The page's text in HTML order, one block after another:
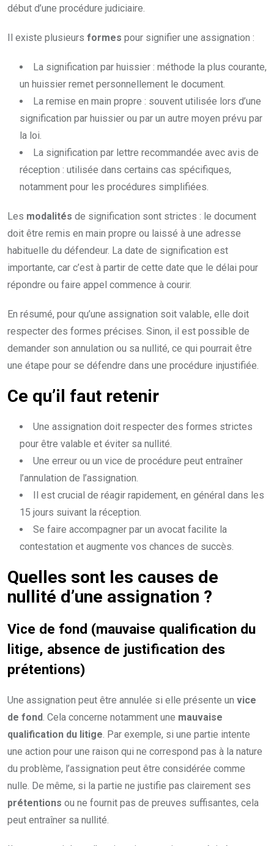
début d’une procédure judiciaire.
Il existe plusieurs formes pour signifier une assignation :
La signification par huissier : méthode la plus courante,
un huissier remet personnellement le document.
La remise en main propre : souvent utilisée lors d’une
signification par huissier ou par un autre moyen prévu par
la loi.
La signification par lettre recommandée avec avis de
réception : utilisée dans certains cas spécifiques,
notamment pour les procédures simplifiées.
Les modalités de signification sont strictes : le document
doit être remis en main propre ou laissé à une adresse
habituelle du défendeur. La date de signification est
importante, car c’est à partir de cette date que le délai pour
répondre ou faire appel commence à courir.
En résumé, pour qu’une assignation soit valable, elle doit
respecter des formes précises. Sinon, il est possible de
demander son annulation ou sa nullité, ce qui pourrait être
une étape pour se défendre dans une procédure injustifiée.
Ce qu’il faut retenir
Une assignation doit respecter des formes strictes
pour être valable et éviter sa nullité.
Une erreur ou un vice de procédure peut entraîner
l’annulation de l’assignation.
Il est crucial de réagir rapidement, en général dans les
15 jours suivant la réception.
Se faire accompagner par un avocat facilite la
contestation et augmente vos chances de succès.
Quelles sont les causes de
nullité d’une assignation ?
Vice de fond (mauvaise qualification du
litige, absence de justification des
prétentions)
Une assignation peut être annulée si elle présente un vice
de fond. Cela concerne notamment une mauvaise
qualification du litige. Par exemple, si une partie intente
une action pour une raison qui ne correspond pas à la nature
du problème, l’assignation peut être considérée comme
nulle. De même, si la partie ne justifie pas clairement ses
prétentions ou ne fournit pas de preuves suffisantes, cela
peut entraîner sa nullité.